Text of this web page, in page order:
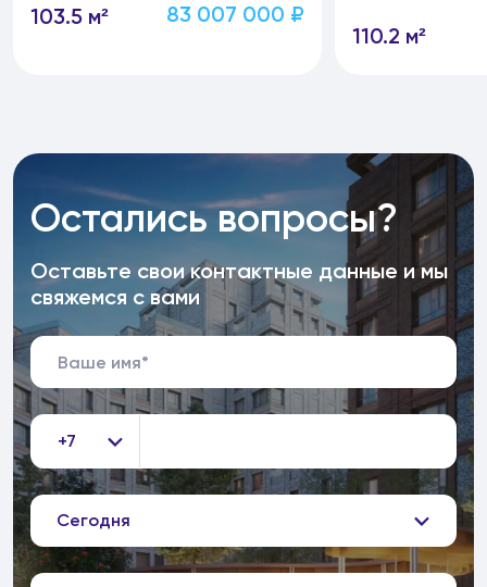
103.5 м² 83 007 000 ₽
110.2 м²
Остались вопросы?
Оставьте свои контактные данные и мы
свяжемся с вами
+7
Сегодня